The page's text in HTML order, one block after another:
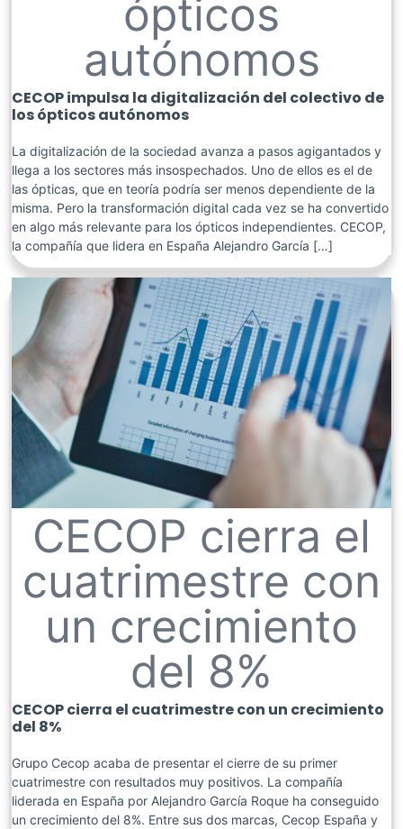
ópticos
autónomos
CECOP impulsa la digitalización del colectivo de
los ópticos autónomos
La digitalización de la sociedad avanza a pasos agigantados y
llega a los sectores más insospechados. Uno de ellos es el de
las ópticas, que en teoría podría ser menos dependiente de la
misma. Pero la transformación digital cada vez se ha convertido
en algo más relevante para los ópticos independientes. CECOP,
la compañía que lidera en España Alejandro García […]
CECOP cierra el
cuatrimestre con
un crecimiento
del 8%
CECOP cierra el cuatrimestre con un crecimiento
del 8%
Grupo Cecop acaba de presentar el cierre de su primer
cuatrimestre con resultados muy positivos. La compañía
liderada en España por Alejandro García Roque ha conseguido
un crecimiento del 8%. Entre sus dos marcas, Cecop España y